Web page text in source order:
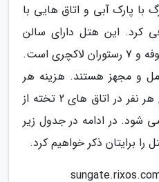
با پارک آبی و اتاق هایی با
کرد. این هتل دارای سالن
بدن سازی مجهز، 2 رستوران بوفه و 7 رستوران لاکچری است.
و مجهز هستند. هزینه هر
شب اقامت در این هتل برای هر نفر در اتاق های 2 تخته از
آغاز می شود. در ادامه در جدول زیر
برایتان ذکر خواهیم کرد.